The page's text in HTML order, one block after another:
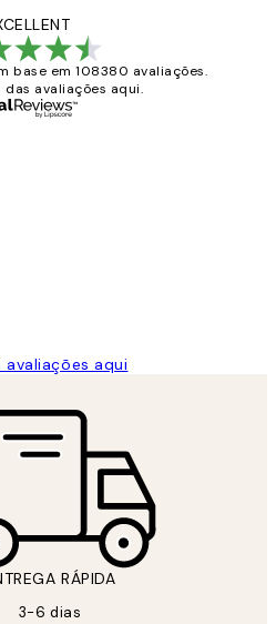
base em 108380 avaliações.
das avaliações aqui.
avaliações aqui
RÁPIDA
3-6 dias